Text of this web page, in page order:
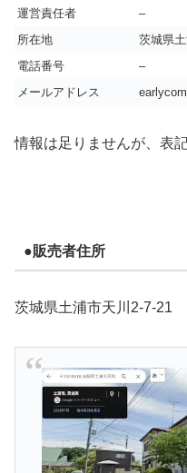
運営責任者
–
所在地
茨城県
電話番号
–
メールアドレス
情報は足りませんが、表
●販売者住所
茨城県土浦市天川2-7-21